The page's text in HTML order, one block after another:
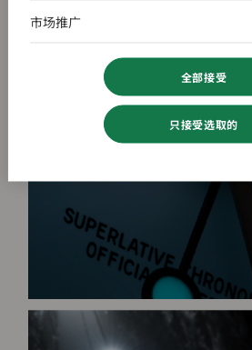
市场推广
全部接受
只接受选取的